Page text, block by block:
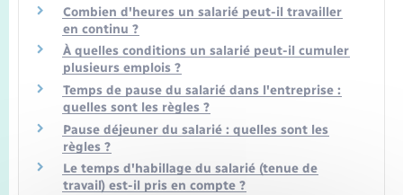
Combien d'heures un salarié peut-il travailler
en continu ?
À quelles conditions un salarié peut-il cumuler
plusieurs emplois ?
Temps de pause du salarié dans l'entreprise :
quelles sont les règles ?
Pause déjeuner du salarié : quelles sont les
règles ?
Le temps d'habillage du salarié (tenue de
travail) est-il pris en compte ?